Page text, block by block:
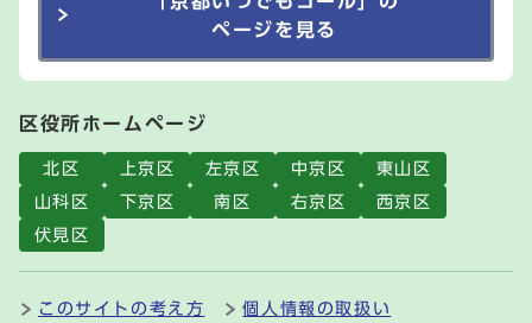
ページを見る
区役所ホームページ
北区 上京区 左京区 中京区
東山区
山科区
下京区 南区 右京区
西京区
伏見区
このサイトの考え方 個人情報の取扱い